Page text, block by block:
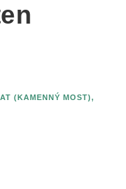
(KAMENNÝ MOST),